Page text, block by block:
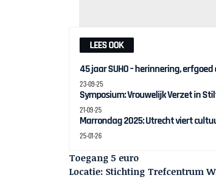
LEES OOK
45 jaar SUHO – herinnering,
23-09-25
Symposium: Vrouwelijk Verzet in
21-09-25
Marrondag 2025: Utrecht viert
25-01-26
Toegang 5 euro
Locatie: Stichting Trefcentrum